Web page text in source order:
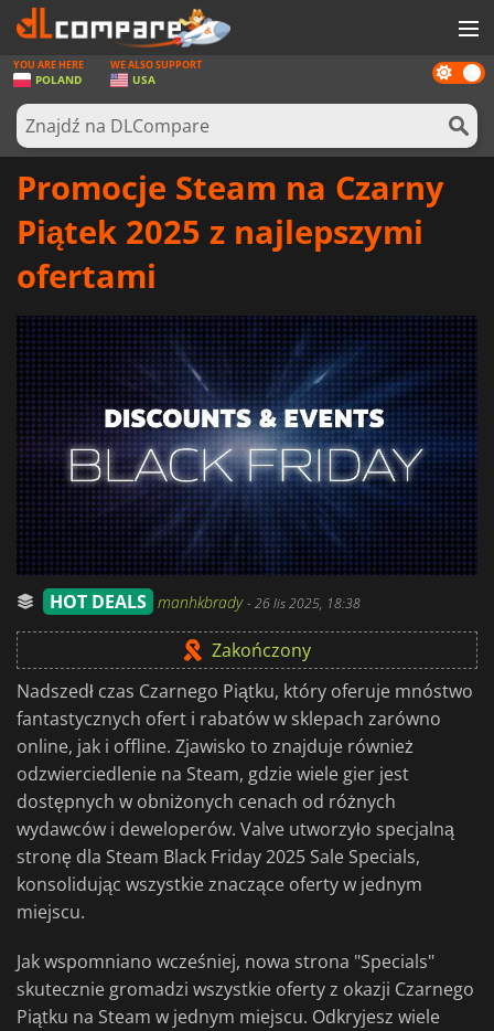
GRY
KARTY DO GIER
OPROGRAMOWANIE
SPRZĘT KOMPUTEROWY
ZALOGUJ SIĘ LUB ZAREJESTRUJ
Dark
mode
YOU ARE HERE
POLAND
WE ALSO SUPPORT
USA
Promocje Steam na Czarny
Piątek 2025 z najlepszymi
ofertami
HOT DEALS manhkbrady-26 lis 2025, 18:38
Zakończony
Nadszedł czas Czarnego Piątku, który oferuje mnóstwo
fantastycznych ofert i rabatów w sklepach zarówno
online, jak i offline. Zjawisko to znajduje również
odzwierciedlenie na Steam, gdzie wiele gier jest
dostępnych w obniżonych cenach od różnych
wydawców i deweloperów. Valve utworzyło specjalną
stronę dla Steam Black Friday 2025 Sale Specials,
konsolidując wszystkie znaczące oferty w jednym
miejscu.
Jak wspomniano wcześniej, nowa strona "Specials"
skutecznie gromadzi wszystkie oferty z okazji Czarnego
Piątku na Steam w jednym miejscu. Odkryjesz wiele